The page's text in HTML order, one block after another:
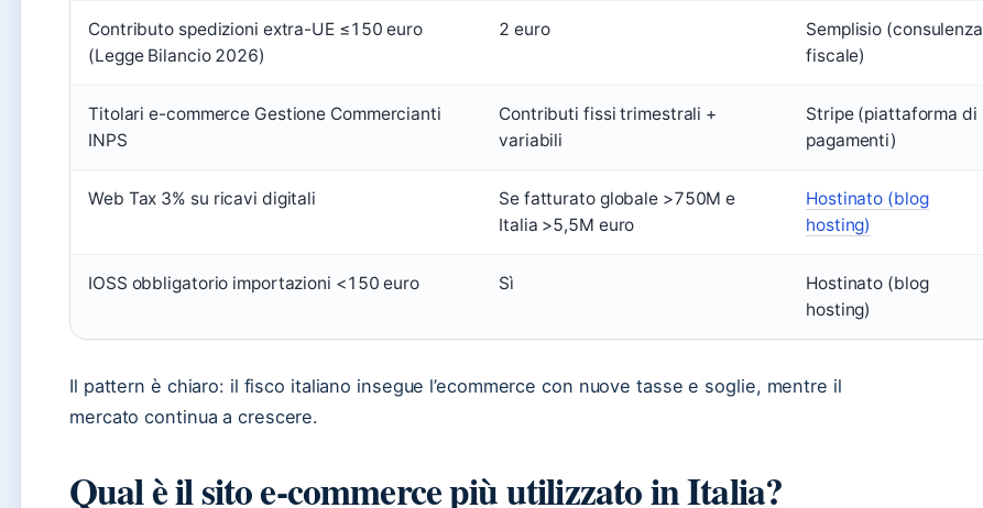
Contributo spedizioni extra-UE ≤150 euro
(Legge Bilancio 2026)
2 euro
Semplisio (consulenza
fiscale)
Titolari e-commerce Gestione Commercianti
INPS
Contributi fissi trimestrali +
variabili
Stripe (piattaforma di
pagamenti)
Web Tax 3% su ricavi digitali
Se fatturato globale >750M e
Italia >5,5M euro
Hostinato (blog
hosting)
IOSS obbligatorio importazioni <150 euro Sì
Hostinato (blog
hosting)
Il pattern è chiaro: il fisco italiano insegue l’ecommerce con nuove tasse e soglie, mentre il
mercato continua a crescere.
Qual è il sito e-commerce più utilizzato in Italia?